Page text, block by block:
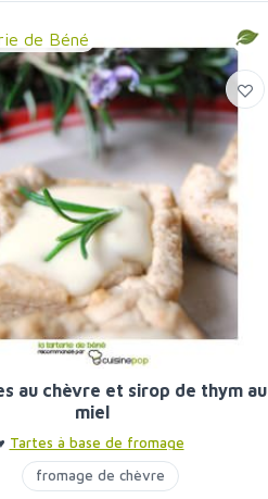
de Béné
au chèvre et sirop de thym au
miel
Tartes à base de fromage
fromage de chèvre